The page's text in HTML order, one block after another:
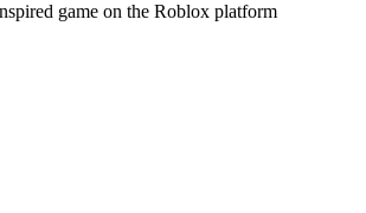
game on the Roblox platform